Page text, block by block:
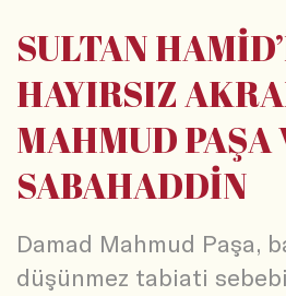
SULTAN
HAYIRSIZ
MAHMUD PAŞA
SABAHADDİN
Damad Mahmud Paşa,
düşünmez tabiati